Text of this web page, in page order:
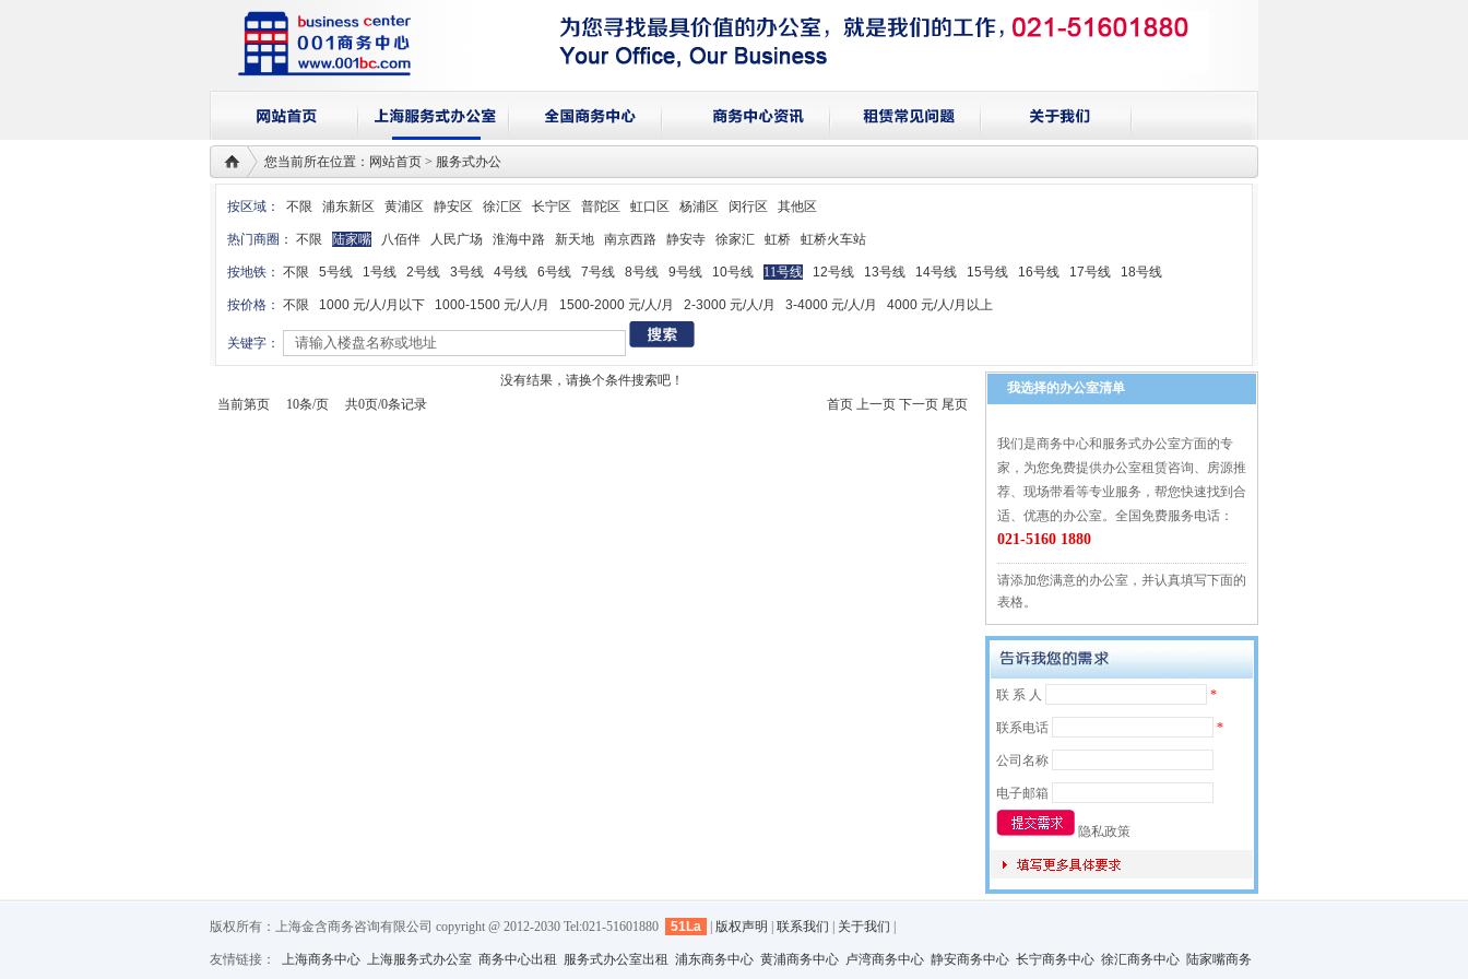
您当前所在位置：网站首页 > 服务式办公
按区域： 不限 浦东新区 黄浦区 静安区 徐汇区 长宁区 普陀区 虹口区 杨浦区 闵行区 其他区
热门商圈： 不限 陆家嘴 八佰伴 人民广场 淮海中路 新天地 南京西路 静安寺 徐家汇 虹桥 虹桥火车站
按地铁： 不限 5号线 1号线 2号线 3号线 4号线 6号线 7号线 8号线 9号线 10号线 11号线 12号线 13号线 14号线 15号线 16号线 17号线 18号线
按价格： 不限 1000 元/人/月以下 1000-1500 元/人/月 1500-2000 元/人/月 2-3000 元/人/月 3-4000 元/人/月 4000 元/人/月以上
关键字：
没有结果，请换个条件搜索吧！
当前第页 10条/页 共0页/0条记录
首页 上一页 下一页 尾页
我选择的办公室清单
我们是商务中心和服务式办公室方面的专
家，为您免费提供办公室租赁咨询、房源推
荐、现场带看等专业服务，帮您快速找到合
适、优惠的办公室。全国免费服务电话：
021-5160 1880
请添加您满意的办公室，并认真填写下面的
表格。
联 系 人 *
联系电话 *
公司名称
电子邮箱
隐私政策
版权所有：上海金含商务咨询有限公司 copyright @ 2012-2030 Tel:021-51601880 51La 版权声明 联系我们 关于我们
友情链接： 上海商务中心 上海服务式办公室 商务中心出租 服务式办公室出租 浦东商务中心 黄浦商务中心 卢湾商务中心 静安商务中心 长宁商务中心 徐汇商务中心 陆家嘴商务